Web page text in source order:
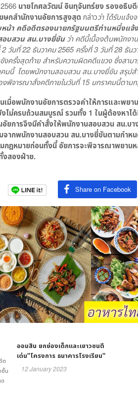
นายโกศลวัฒน์ อินทุจันทร์ยง รองอธิบ
ษกสำนักงานอัยการสูงสุด กล่าวว่า ได้รับแจ้ง
น้า คดีอดีตรองนายกรัฐมนตรีท่านหนึ่งแ
บสวน สน.บางยี่ขันว่า คดีนี้เบื้องต้นพนักง
2วันที่22ธันวาคม2565ครั้งที่3วันที่28ธันว
งครั้งสุดท้าย สำหรับความผิดคดีแขวง ซึ่งสาม
มนี้ โดยพนักงานสอบสวน สน.บางยี่ขัน สรุปส
พิจารณาสั่งคดีภายในวันที่15มกราคมนี้ตาม
เมื่อพนักงานอัยการตรวจคำให้การและพย
ไม่ครบถ้วนสมบูรณ์ รวมทั้ง 1 ในผู้ต้องหาไ
ยการจึงมีคำสั่งให้พนักงานสอบสวน สน.บ
จากพนักงานสอบสวน สน.บางยี่ขันตามกำ
กฎหมายก่อนทั้งนี้ อัยการจะพิจารณาพยาน
งสองฝ่าย.
Share on Facebook
ออมสิน ยกย่องเด็กและเยาวชนดี
เด่น"โครงการ ธนาคารโรงเรียน"
12 January 2023